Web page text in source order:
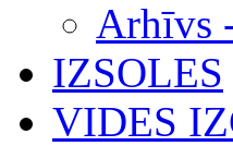
Arhīvs
IZSOLES
VIDES